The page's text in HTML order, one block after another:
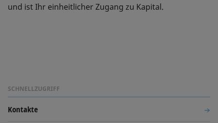
und ist Ihr einheitlicher Zugang zu Kapital.
SCHNELLZUGRIFF
Kontakte